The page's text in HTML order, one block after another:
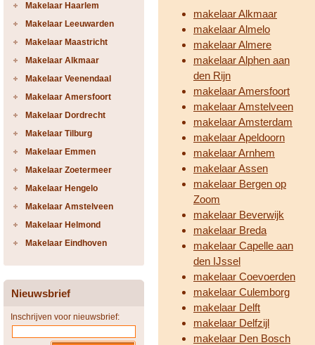
Makelaar Haarlem
Makelaar Leeuwarden
Makelaar Maastricht
Makelaar Alkmaar
Makelaar Veenendaal
Makelaar Amersfoort
Makelaar Dordrecht
Makelaar Tilburg
Makelaar Emmen
Makelaar Zoetermeer
Makelaar Hengelo
Makelaar Amstelveen
Makelaar Helmond
Makelaar Eindhoven
Nieuwsbrief
Inschrijven voor nieuwsbrief:
makelaar Alkmaar
makelaar Almelo
makelaar Almere
makelaar Alphen aan
den Rijn
makelaar Amersfoort
makelaar Amstelveen
makelaar Amsterdam
makelaar Apeldoorn
makelaar Arnhem
makelaar Assen
makelaar Bergen op
Zoom
makelaar Beverwijk
makelaar Breda
makelaar Capelle aan
den IJssel
makelaar Coevoerden
makelaar Culemborg
makelaar Delft
makelaar Delfzijl
makelaar Den Bosch